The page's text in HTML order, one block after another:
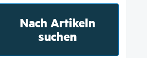
Nach Artikeln
suchen